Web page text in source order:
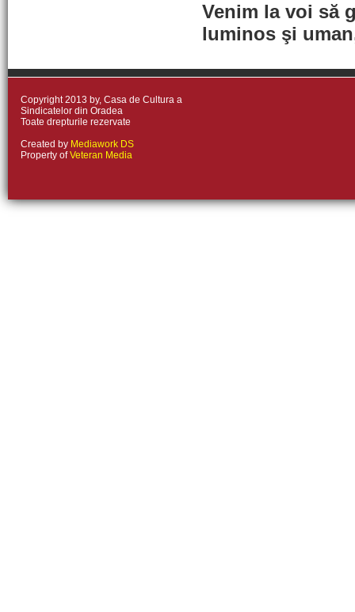
Venim la voi să
luminos şi
Copyright 2013 by, Casa de Cultura a
Sindicatelor din Oradea
Toate drepturile rezervate
Created by Mediawork DS
Property ofVeteran Media